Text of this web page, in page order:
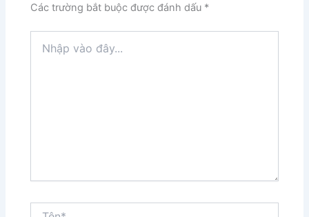
Các trường bắt buộc được đánh dấu *
vào